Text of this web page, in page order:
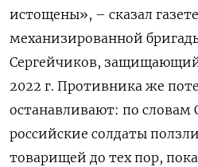
истощены», – сказал
механизированной
Сергейчиков, защищающий
2022 г. Противника же
останавливают: по словам
российские солдаты
товарищей до тех пор,